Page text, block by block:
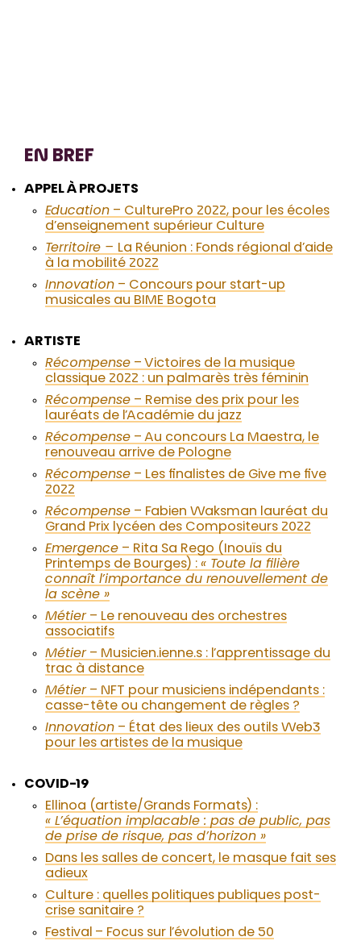
EN BREF
APPEL À PROJETS
Education – CulturePro 2022, pour les écoles
d’enseignement supérieur Culture
Territoire – La Réunion : Fonds régional d’aide
à la mobilité 2022
Innovation – Concours pour start-up
musicales au BIME Bogota
ARTISTE
Récompense – Victoires de la musique
classique 2022 : un palmarès très féminin
Récompense – Remise des prix pour les
lauréats de l’Académie du jazz
Récompense – Au concours La Maestra, le
renouveau arrive de Pologne
Récompense – Les finalistes de Give me five
2022
Récompense – Fabien Waksman lauréat du
Grand Prix lycéen des Compositeurs 2022
Emergence – Rita Sa Rego (Inouïs du
Printemps de Bourges) : « Toute la filière
connaît l’importance du renouvellement de
la scène »
Métier– Le renouveau des orchestres
associatifs
Métier– Musicien.ienne.s : l’apprentissage du
trac à distance
Métier– NFT pour musiciens indépendants :
casse-tête ou changement de règles ?
Innovation – État des lieux des outils Web3
pour les artistes de la musique
COVID-19
Ellinoa (artiste/Grands Formats) :
« L’équation implacable : pas de public, pas
de prise de risque, pas d’horizon »
Dans les salles de concert, le masque fait ses
adieux
Culture : quelles politiques publiques post-
crise sanitaire ?
Festival – Focus sur l’évolution de 50